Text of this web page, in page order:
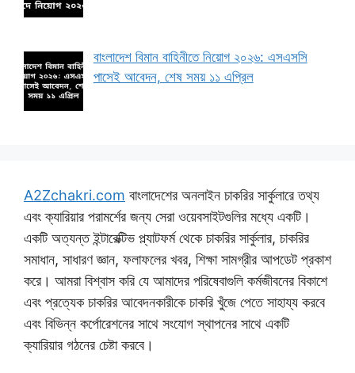
বাংলাদেশ বিমান বাহিনীতে নিয়োগ ২০২৬: এসএসসি
পাসেই আবেদন, শেষ সময় ১১ এপ্রিল
A2Zchakri.com বাংলাদেশের অনলাইন চাকরির সার্কুলারে তথ্য
এবং ক্যারিয়ার পরামর্শের জন্য সেরা ওয়েবসাইটগুলির মধ্যে একটি।
একটি অত্যন্ত ইন্টারেক্টিভ প্ল্যাটফর্ম থেকে চাকরির সার্কুলার, চাকরির
সমাধান, সাধারণ জ্ঞান, ফলাফলের খবর, শিক্ষা সামগ্রীর আপডেট প্রকাশ
করে। আমরা বিশ্বাস করি যে আমাদের পরিষেবাগুলি কর্মজীবনের বিকাশে
এবং প্রত্যেক চাকরির আবেদনকারীকে চাকরি খুঁজে পেতে সাহায্য করবে
এবং বিভিন্ন কর্পোরেশনের সাথে সংযোগ স্থাপনের সাথে একটি
ক্যারিয়ার গঠনের চেষ্টা করবে।